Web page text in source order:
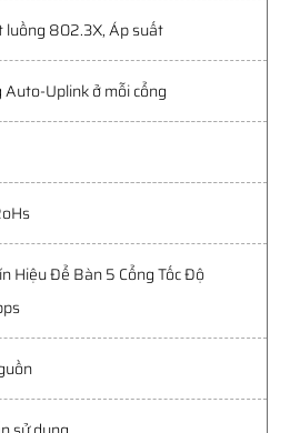
luồng 802.3X, Áp suất
Auto-Uplink ở mỗi cổng
Hiệu Để Bàn 5 Cổng Tốc Độ